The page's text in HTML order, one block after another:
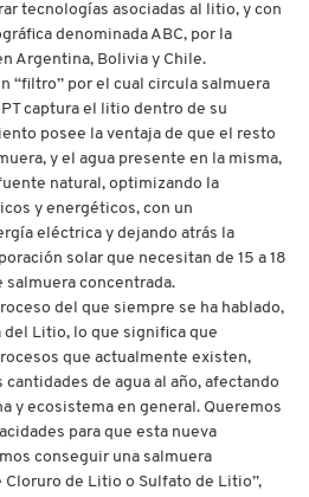
tecnologías asociadas al litio, y con
denominada ABC, por la
Argentina, Bolivia y Chile.
“filtro” por el cual circula salmuera
captura el litio dentro de su
posee la ventaja de que el resto
y el agua presente en la misma,
natural, optimizando la
y energéticos, con un
eléctrica y dejando atrás la
solar que necesitan de 15 a 18
salmuera concentrada.
del que siempre se ha hablado,
Litio, lo que significa que
que actualmente existen,
de agua al año, afectando
y ecosistema en general. Queremos
para que esta nueva
conseguir una salmuera
Cloruro de Litio o Sulfato de Litio”,